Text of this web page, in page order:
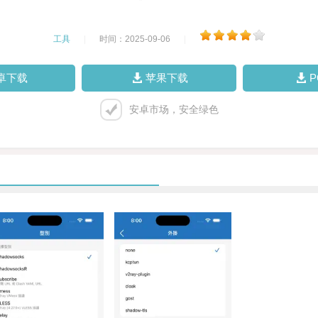
工具 时间：2025-09-06
下载 苹果下载
安卓市场，安全绿色